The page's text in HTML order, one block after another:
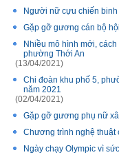
Người nữ cựu chiến
Gặp gỡ gương cán bộ
Nhiều mô hình mới,
phường Thới An
(13/04/2021)
Chi đoàn khu phố 5,
năm 2021
(02/04/2021)
Gặp gỡ gương phụ nữ
Chương trình nghệ thuật
Ngày chạy Olympic vì